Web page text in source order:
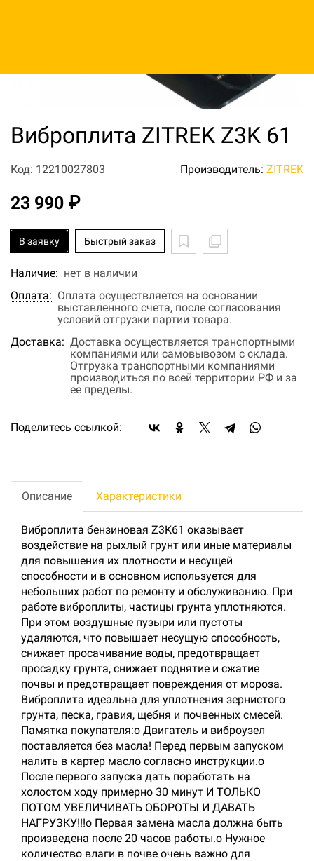
Виброплита ZITREK Z3K 61
Код: 12210027803 Производитель: ZITREK
23 990 ₽
В заявку Быстрый заказ
Наличие: нет в наличии
Оплата: Оплата осуществляется на основании
выставленного счета, после согласования
условий отгрузки партии товара.
Доставка: Доставка осуществляется транспортными
компаниями или самовывозом с склада.
Отгрузка транспортными компаниями
производиться по всей территории РФ и за
ее пределы.
Поделитесь ссылкой:
Описание Характеристики
Виброплита бензиновая Z3K61 оказывает
воздействие на рыхлый грунт или иные материалы
для повышения их плотности и несущей
способности и в основном используется для
небольших работ по ремонту и обслуживанию. При
работе виброплиты, частицы грунта уплотняются.
При этом воздушные пузыри или пустоты
удаляются, что повышает несущую способность,
снижает просачивание воды, предотвращает
просадку грунта, снижает поднятие и сжатие
почвы и предотвращает повреждения от мороза.
Виброплита идеальна для уплотнения зернистого
грунта, песка, гравия, щебня и почвенных смесей.
Памятка покупателя:o Двигатель и виброузел
поставляется без масла! Перед первым запуском
налить в картер масло согласно инструкции.o
После первого запуска дать поработать на
холостом ходу примерно 30 минут И ТОЛЬКО
ПОТОМ УВЕЛИЧИВАТЬ ОБОРОТЫ И ДАВАТЬ
НАГРУЗКУ!!!o Первая замена масла должна быть
произведена после 20 часов работы.o Нужное
количество влаги в почве очень важно для